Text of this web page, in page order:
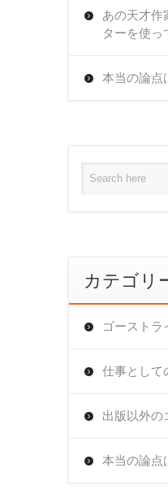
あの天才作
ターを使っ
本当の論点
カテゴリ
ゴーストラ
仕事として
出版以外の
本当の論点